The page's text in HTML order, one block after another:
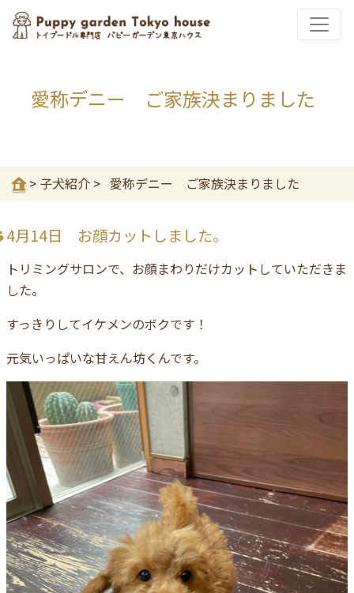
愛称デニー ご家族決まりました
> 子犬紹介 > 愛称デニー ご家族決まりました
4月14日 お顔カットしました。
トリミングサロンで、お顔まわりだけカットしていただきま
した。
すっきりしてイケメンのボクです！
元気いっぱいな甘えん坊くんです。